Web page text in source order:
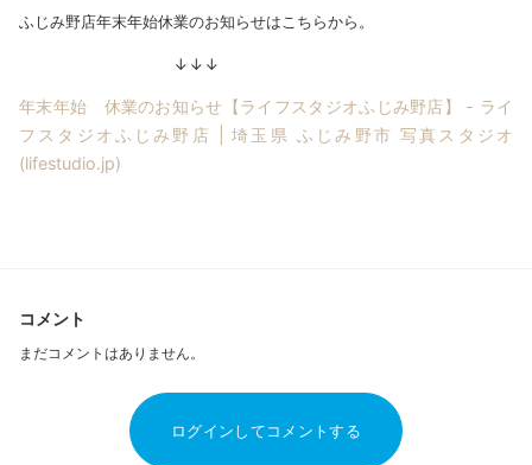
ふじみ野店年末年始休業のお知らせはこちらから。
↓↓↓
年末年始 休業のお知らせ【ライフスタジオふじみ野店】 - ライ
フスタジオふじみ野店 | 埼玉県 ふじみ野市 写真スタジオ
(lifestudio.jp)
コメント
まだコメントはありません。
ログインしてコメントする